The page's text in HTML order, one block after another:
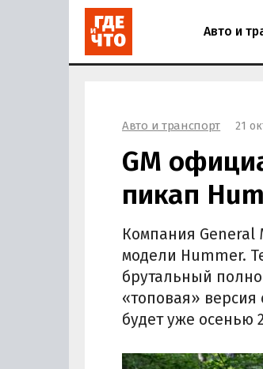
Авто и
Авто и транспорт 21
GM
пикап
Компания General
модели Hummer.
брутальный
«топовая» версия
будет уже осенью